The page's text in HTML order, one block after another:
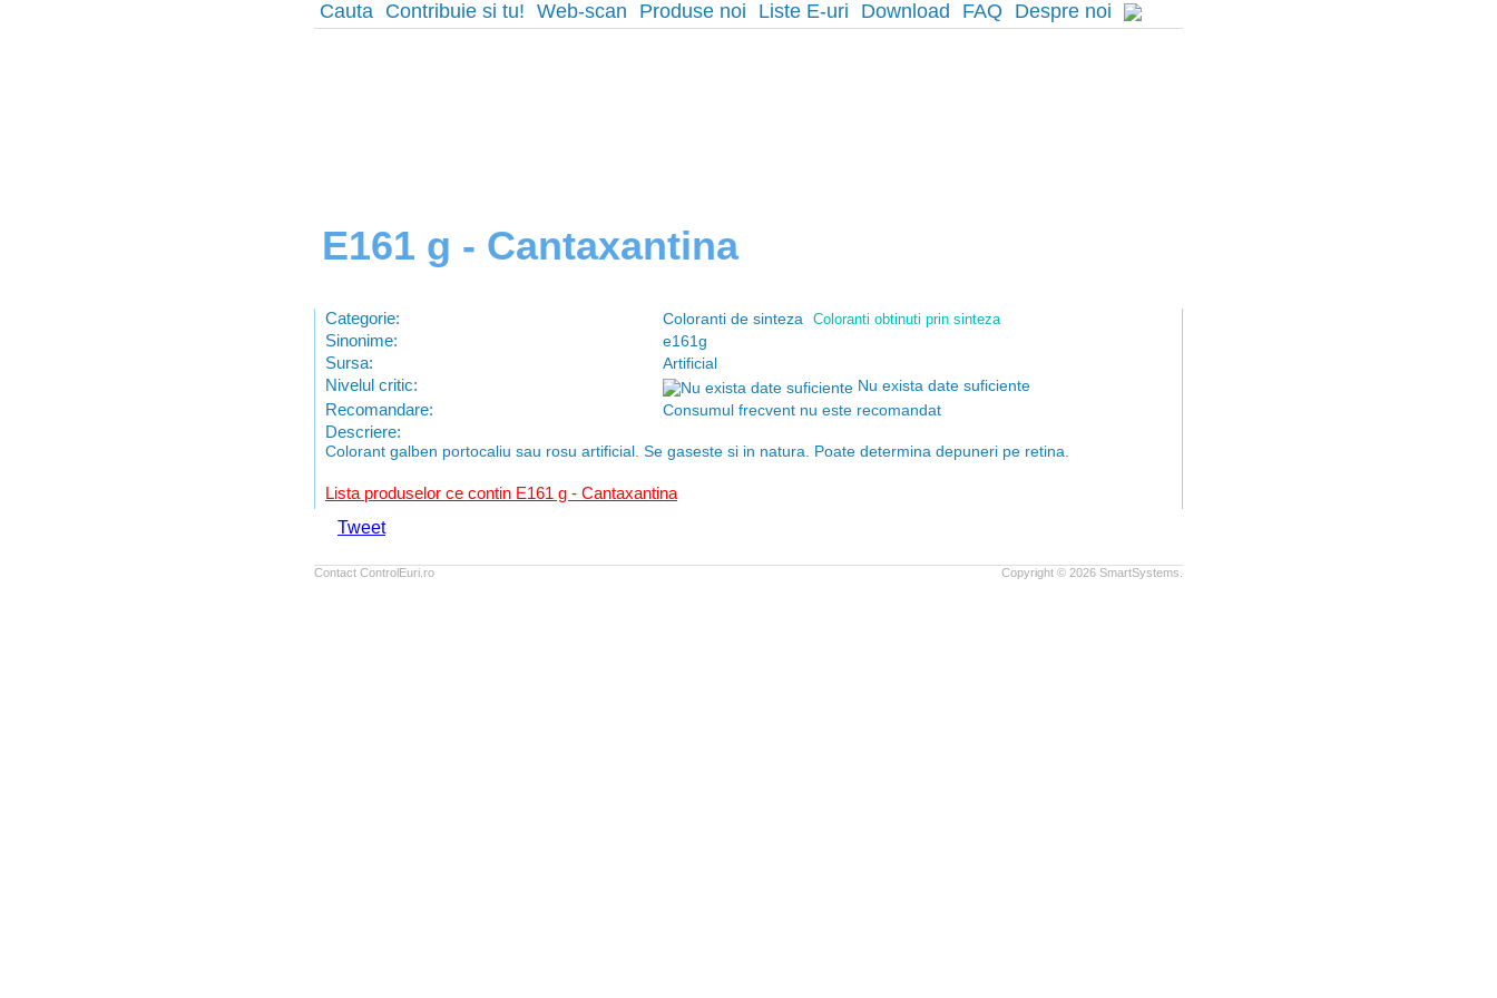
Cauta Contribuie si tu! Web-scan Produse noi Liste E-uri Download FAQ Despre noi
E161 g - Cantaxantina
Categorie: Coloranti de sinteza Coloranti obtinuti prin sinteza
Sinonime: e161g
Sursa: Artificial
Nivelul critic: Nu exista date suficiente
Recomandare: Consumul frecvent nu este recomandat
Descriere:
Colorant galben portocaliu sau rosu artificial. Se gaseste si in natura. Poate determina depuneri pe retina.
Lista produselor ce contin E161 g - Cantaxantina
Tweet
Contact ControlEuri.ro Copyright © 2026 SmartSystems.